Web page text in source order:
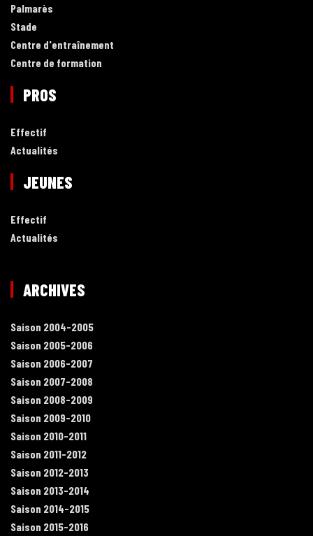
Palmarès
Stade
Centre d'entraînement
Centre de formation
PROS
Effectif
Actualités
JEUNES
Effectif
Actualités
ARCHIVES
Saison 2004-2005
Saison 2005-2006
Saison 2006-2007
Saison 2007-2008
Saison 2008-2009
Saison 2009-2010
Saison 2010-2011
Saison 2011-2012
Saison 2012-2013
Saison 2013-2014
Saison 2014-2015
Saison 2015-2016